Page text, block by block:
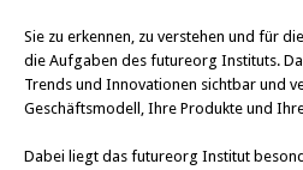
Sie zu erkennen, zu verstehen und für
die Aufgaben des futureorg Instituts.
Trends und Innovationen sichtbar und
Geschäftsmodell, Ihre Produkte und
Dabei liegt das futureorg Institut